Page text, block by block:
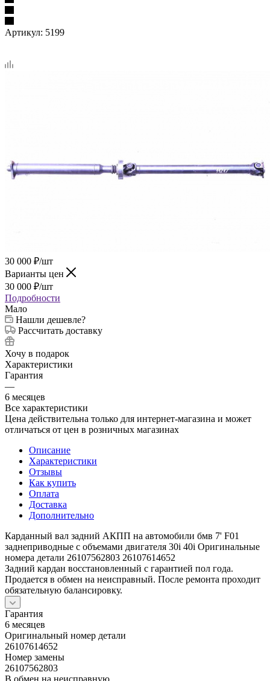
Артикул: 5199
30 000 ₽/шт
Варианты цен
30 000 ₽/шт
Подробности
Мало
Нашли дешевле?
Рассчитать доставку
Хочу в подарок
Характеристики
Гарантия
—
6 месяцев
Все характеристики
Цена действительна только для интернет-магазина и может
отличаться от цен в розничных магазинах
Описание
Характеристики
Отзывы
Как купить
Оплата
Доставка
Дополнительно
Карданный вал задний АКПП на автомобили бмв 7' F01
заднеприводные с объемами двигателя 30i 40i Оригинальные
номера детали 26107562803 26107614652
Задний кардан восстановленный с гарантией пол года.
Продается в обмен на неисправный. После ремонта проходит
обязательную балансировку.
Гарантия
6 месяцев
Оригинальный номер детали
26107614652
Номер замены
26107562803
В обмен на неисправную